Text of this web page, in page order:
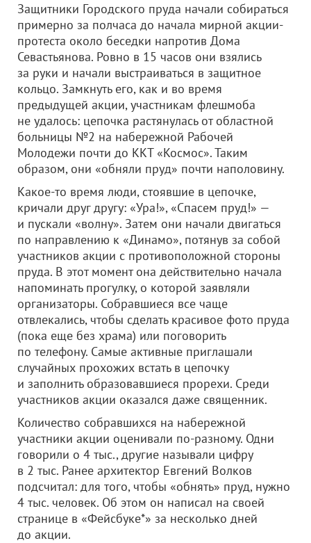
Защитники Городского пруда начали собираться
примерно за полчаса до начала мирной акции-
протеста около беседки напротив Дома
Севастьянова. Ровно в 15 часов они взялись
за руки и начали выстраиваться в защитное
кольцо. Замкнуть его, как и во время
предыдущей акции, участникам флешмоба
не удалось: цепочка растянулась от областной
больницы №2 на набережной Рабочей
Молодежи почти до ККТ «Космос». Таким
образом, они «обняли пруд» почти наполовину.
Какое-то время люди, стоявшие в цепочке,
кричали друг другу: «Ура!», «Спасем пруд!» —
и пускали «волну». Затем они начали двигаться
по направлению к «Динамо», потянув за собой
участников акции с противоположной стороны
пруда. В этот момент она действительно начала
напоминать прогулку, о которой заявляли
организаторы. Собравшиеся все чаще
отвлекались, чтобы сделать красивое фото пруда
(пока еще без храма) или поговорить
по телефону. Самые активные приглашали
случайных прохожих встать в цепочку
и заполнить образовавшиеся прорехи. Среди
участников акции оказался даже священник.
Количество собравшихся на набережной
участники акции оценивали по-разному. Одни
говорили о 4 тыс., другие называли цифру
в 2 тыс. Ранее архитектор Евгений Волков
подсчитал: для того, чтобы «обнять» пруд, нужно
4 тыс. человек. Об этом он написал на своей
странице в «Фейсбуке*» за несколько дней
до акции.